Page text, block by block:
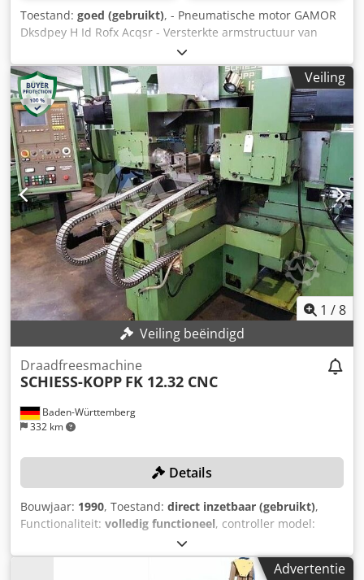
Toestand: goed (gebruikt), - Pneumatische motor GAMOR
Dksdpey H Id Rofx Acqsr - Versterkte armstructuur van
hard aluminium (parallellogram) - Tafelbevestigingskolom -
Capaciteit: M2-M8 - Toerental: 700 tpm - Maximale
werkradius: 1900 mm – minimaal: 200 mm - Werkdruk:
max. 7 bar – 840 l/min - Gewicht: 18 kg Wordt verkocht
zonder lastafel (zoals op de foto's te zien), alleen de
machine, die opnieuw op een tafel of soortgelijk bevestigd
kan worden. Transport en laden kan desgewenst tegen
meerprijs in heel Europa worden georganiseerd. Prijzen
exclusief btw. Bezichtigen is mogelijk op afspraak. Neem
contact met ons op – ons team helpt u graag verder.
Machines in- en verkoop AANKOOP / VERKOOP VAN
PRODUCTIE- & METAALBEWERKINGSMACHINES,
GEREEDSCHAPSMACHINES EN MEER. Heeft u een
kwalitatieve maar voordelige machine nodig voor uw
productie? Of wilt u uw machine verkopen? Voor meer
informatie of contactmogelijkheden kunt u het
contactformulier gebruiken.
Veiling
1 /8
Veiling beëindigd
Baden-Württemberg
332 km
Draadfreesmachine
SCHIESS-KOPP FK 12.32 CNC
Details
Bouwjaar: 1990, Toestand: direct inzetbaar (gebruikt),
Functionaliteit: volledig functioneel, controller model:
, werkstuklengte (max.):
minimale freesspindelsnelheid:100 rpm,
4.500 rpm,
Advertentie